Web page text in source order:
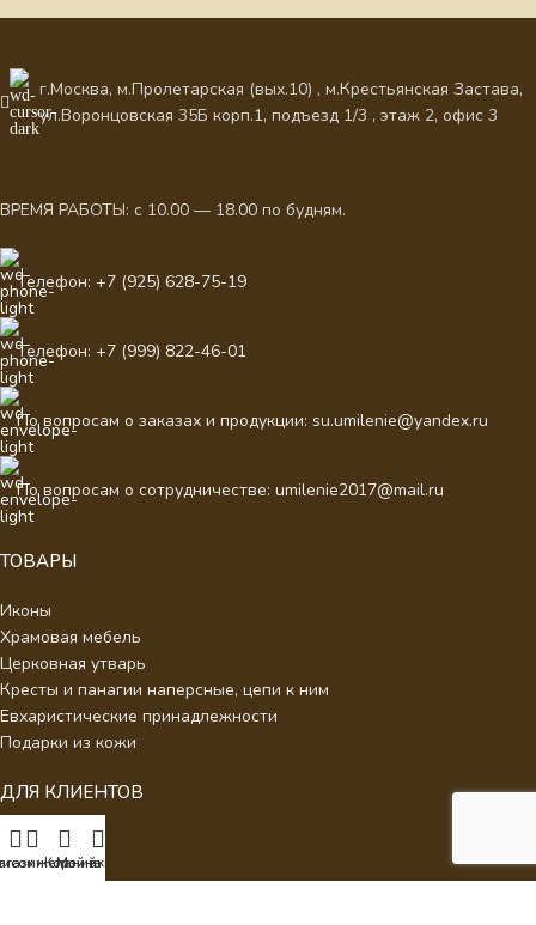
г.Москва, м.Пролетарская (вых.10) , м.Крестьянская Застава,
ул.Воронцовская 35Б корп.1, подъезд 1/3 , этаж 2, офис 3
ВРЕМЯ РАБОТЫ: с 10.00 — 18.00 по будням.
Телефон: +7 (925) 628-75-19
Телефон: +7 (999) 822-46-01
По вопросам о заказах и продукции: su.umilenie@yandex.ru
По вопросам о сотрудничестве: umilenie2017@mail.ru
ТОВАРЫ
Иконы
Храмовая мебель
Церковная утварь
Кресты и панагии наперсные, цепи к ним
Евхаристические принадлежности
Подарки из кожи
ДЛЯ КЛИЕНТОВ
О нас
Отзывыжеланий
Корзина
Мой аккаунт